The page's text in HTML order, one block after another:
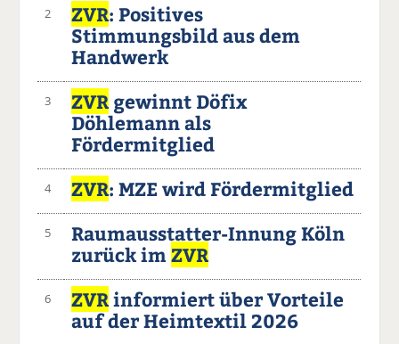
2 ZVR: Positives
Stimmungsbild aus dem
Handwerk
3 ZVR gewinnt Döfix
Döhlemann als
Fördermitglied
4 ZVR: MZE wird Fördermitglied
5
Raumausstatter-Innung Köln
zurück imZVR
6 ZVRinformiert über Vorteile
auf der Heimtextil 2026